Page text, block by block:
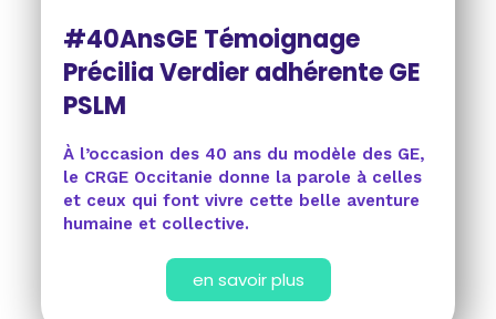
#40AnsGE Témoignage
Précilia Verdier adhérente GE
PSLM
À l’occasion des 40 ans du modèle des GE,
le CRGE Occitanie donne la parole à celles
et ceux qui font vivre cette belle aventure
humaine et collective.
en savoir plus